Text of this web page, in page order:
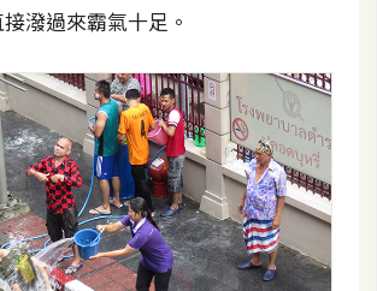
潑過來霸氣十足。